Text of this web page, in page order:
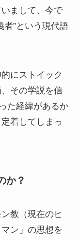
まして、今で
者”という現代語
にストイック
その学説を信
た経緯があるか
着してしまっ
か？
教（現在のヒ
ン」の思想を